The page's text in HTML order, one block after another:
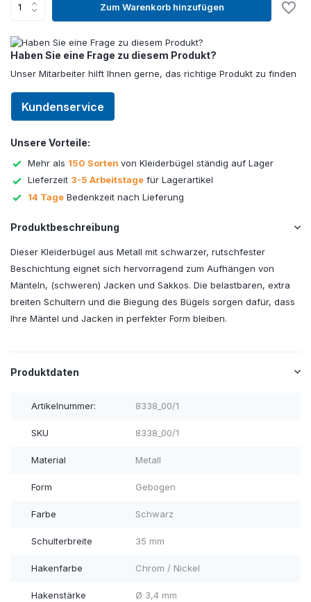
Zum Warenkorb hinzufügen
Haben Sie eine Frage zu diesem Produkt?
Unser Mitarbeiter hilft Ihnen gerne, das richtige Produkt zu finden
Kundenservice
Unsere Vorteile:
Mehr als 150 Sorten von Kleiderbügel ständig auf Lager
Lieferzeit 3-5 Arbeitstage für Lagerartikel
14 Tage Bedenkzeit nach Lieferung
Produktbeschreibung
Dieser Kleiderbügel aus Metall mit schwarzer, rutschfester
Beschichtung eignet sich hervorragend zum Aufhängen von
Mänteln, (schweren) Jacken und Sakkos. Die belastbaren, extra
breiten Schultern und die Biegung des Bügels sorgen dafür, dass
Ihre Mäntel und Jacken in perfekter Form bleiben.
Produktdaten
Artikelnummer: 8338_00/1
SKU 8338_00/1
Material Metall
Form Gebogen
Farbe Schwarz
Schulterbreite 35 mm
Hakenfarbe Chrom / Nickel
Hakenstärke Ø 3,4 mm